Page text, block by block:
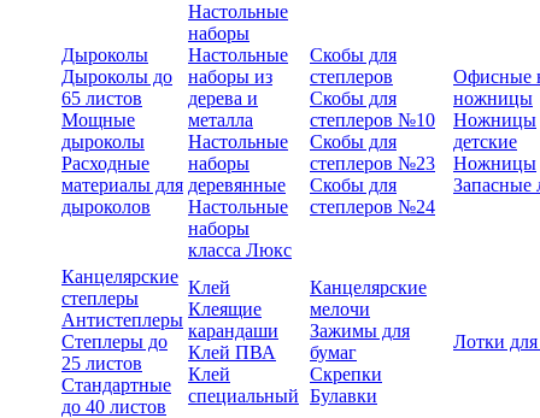
Дыроколы
Дыроколы до
65 листов
Мощные
дыроколы
Расходные
материалы для
дыроколов
Настольные
наборы
Настольные
наборы из
дерева и
металла
Настольные
наборы
деревянные
Настольные
наборы
класса Люкс
Скобы для
степлеров
Скобы для
степлеров №10
Скобы для
степлеров №23
Скобы для
степлеров №24
Офисные
ножницы
Ножницы
детские
Ножницы
Запасные
Канцелярские
степлеры
Антистеплеры
Степлеры до
25 листов
Стандартные
до 40 листов
Клей
Клеящие
карандаши
Клей ПВА
Клей
специальный
Канцелярские
мелочи
Зажимы для
бумаг
Скрепки
Булавки
Лотки